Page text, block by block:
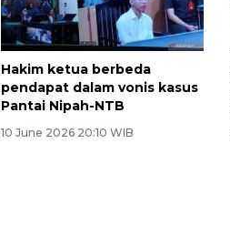
Hakim ketua berbeda
pendapat dalam vonis kasus
Pantai Nipah-NTB
10 June 2026 20:10 WIB